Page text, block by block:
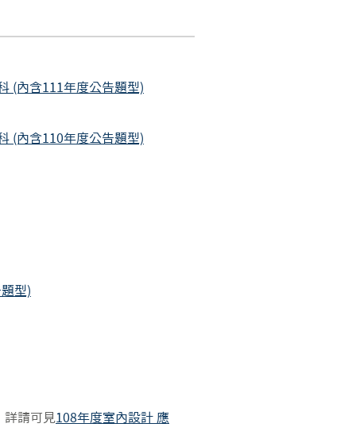
(內含111年度公告題型)
(內含110年度公告題型)
型)
詳請可見 108年度室內設計 應